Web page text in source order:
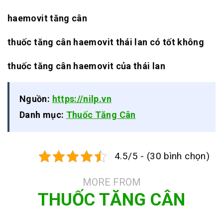
haemovit tăng cân
thuốc tăng cân haemovit thái lan có tốt không
thuốc tăng cân haemovit của thái lan
Nguồn: https://nilp.vn
Danh mục: Thuốc Tăng Cân
4.5/5 - (30 bình chọn)
MORE FROM
THUỐC TĂNG CÂN